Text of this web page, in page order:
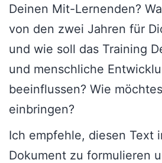
Deinen Mit-Lernenden?
von den zwei Jahren für
und wie soll das Training
und menschliche
beeinflussen? Wie
einbringen?
Ich empfehle, diesen Text
Dokument zu formulieren